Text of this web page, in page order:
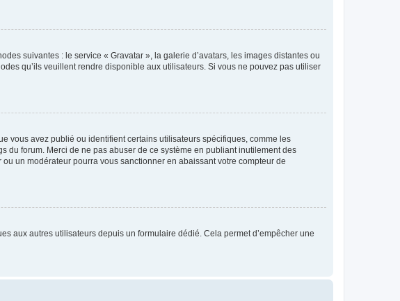
suivantes : le service « Gravatar », la galerie d’avatars, les images distantes ou
qu’ils veuillent rendre disponible aux utilisateurs. Si vous ne pouvez pas utiliser
vous avez publié ou identifient certains utilisateurs spécifiques, comme les
du forum. Merci de ne pas abuser de ce système en publiant inutilement des
un modérateur pourra vous sanctionner en abaissant votre compteur de
aux autres utilisateurs depuis un formulaire dédié. Cela permet d’empêcher une